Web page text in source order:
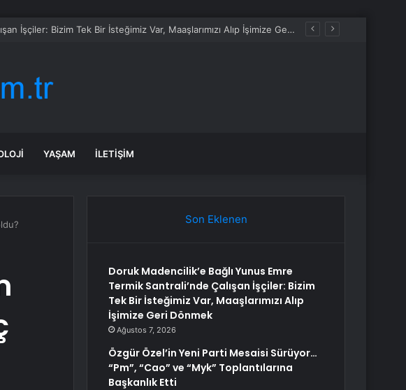
Toplantılarına Başkanlık Etti
YAŞAM İLETIŞIM
Son Eklenen
Doruk Madencilik’e Bağlı Yunus Emre
Termik Santrali’nde Çalışan İşçiler: Bizim
Tek Bir İsteğimiz Var, Maaşlarımızı Alıp
İşimize Geri Dönmek
Ağustos 7, 2026
Özgür Özel’in Yeni Parti Mesaisi Sürüyor…
“Pm”, “Cao” ve “Myk” Toplantılarına
Başkanlık Etti